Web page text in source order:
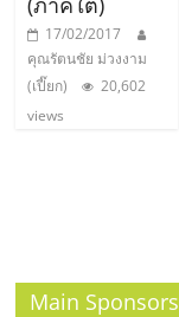
17/02/2017
คุณรัตนชัย ม่วงงาม
(เปี๊ยก)
20,602
views
Main Sponsors